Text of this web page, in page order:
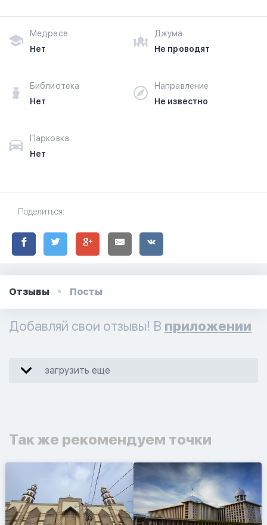
Медресе
Нет
Джума
Не проводят
Библиотека
Нет
Направление
Не известно
Парковка
Нет
Поделиться:
Отзывы Посты
Добавляй свои отзывы! В приложении
загрузить еще
Так же рекомендуем точки